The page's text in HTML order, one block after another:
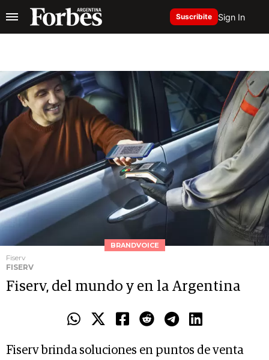
Suscribite Sign In
BRANDVOICE
Fiserv
FISERV
Fiserv, del mundo y en la Argentina
Fiserv brinda soluciones en puntos de venta